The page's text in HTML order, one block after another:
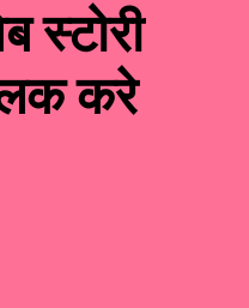
स्टोरी
करे